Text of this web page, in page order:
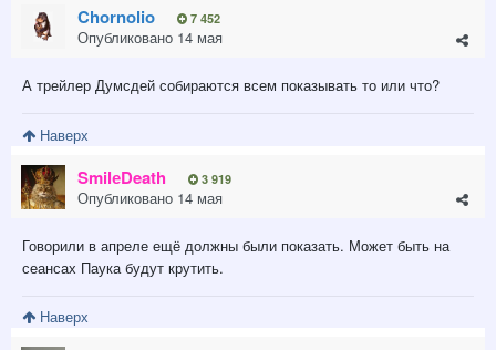
Chornolio 7 452
Опубликовано 14 мая
А трейлер Думсдей собираются всем показывать то или что?
Наверх
SmilеDeath 3 919
Опубликовано 14 мая
Говорили в апреле ещё должны были показать. Может быть на
сеансах Паука будут крутить.
Наверх